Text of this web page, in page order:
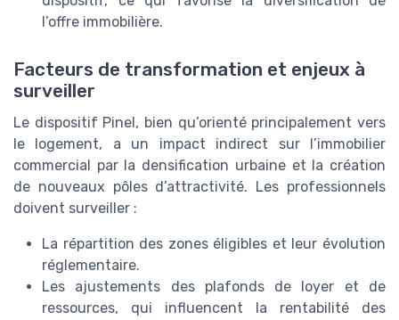
l’offre immobilière.
Facteurs de transformation et enjeux à
surveiller
Le dispositif Pinel, bien qu’orienté principalement vers
le logement, a un impact indirect sur l’immobilier
commercial par la densification urbaine et la création
de nouveaux pôles d’attractivité. Les professionnels
doivent surveiller :
La répartition des zones éligibles et leur évolution
réglementaire.
Les ajustements des plafonds de loyer et de
ressources, qui influencent la rentabilité des